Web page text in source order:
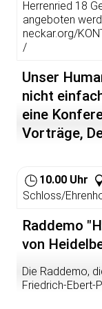
Andreas
dem Thema
den Menschen?“
15:00 Uhr: Die
Nadine Pungs
leben"
20:00 Uhr: „Die
Schröter und
Salomon.
Dazwischen
Trinken, Reden,
Studierende
Essen und
umsonst.
Herrenried 18
angeboten
neckar.org/
/
Unser
nicht
eine
Vorträge,
Themen
macht
Zweiter Tag
10:30 Uhr
Wirtschaft aus
dem Thema
10.00 Uhr
Schloss/
Raddemo
von
Die Raddemo,
Friedrich-Ebert-